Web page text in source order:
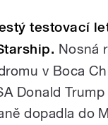
testovací
Nosná
v Boca
Donald
dopadla do